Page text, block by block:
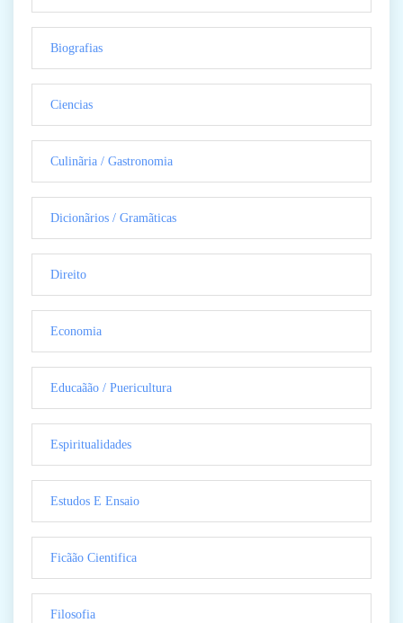
Biografias
Ciencias
Culinãria / Gastronomia
Dicionãrios / Gramãticas
Direito
Economia
Educaãão / Puericultura
Espiritualidades
Estudos E Ensaio
Ficãão Cientifica
Filosofia